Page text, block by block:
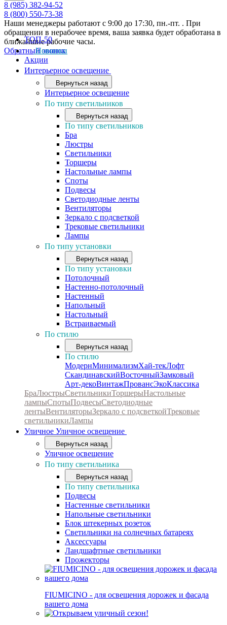
8 (985) 382-94-52
8 (800) 550-73-38
Наши менеджеры работают с 9:00 до 17:30, пн.-пт. . При
обращении в нерабочее время, ваша заявка будет обработана в
ближайшие рабочие часы.
Обратный звонок
ТОП-50
Новинки
Акции
Интерьерное освещение
Вернуться назад
Интерьерное освещение
По типу светильников
Вернуться назад
По типу светильников
Бра
Люстры
Светильники
Торшеры
Настольные лампы
Споты
Подвесы
Светодиодные ленты
Вентиляторы
Зеркало с подсветкой
Трековые светильники
Лампы
По типу установки
Вернуться назад
По типу установки
Потолочный
Настенно-потолочный
Настенный
Напольный
Настольный
Встраиваемый
По стилю
Вернуться назад
По стилю
МодернМинимализмХай-текЛофт
СкандинавскийВосточныйЗамковый
Арт-декоВинтажПровансЭкоКлассика
БраЛюстрыСветильникиТоршерыНастольные
лампыСпотыПодвесыСветодиодные
лентыВентиляторыЗеркало с подсветкойТрековые
светильникиЛампы
Уличное Уличное освещение
Вернуться назад
Уличное освещение
По типу светильника
Вернуться назад
По типу светильника
Подвесы
Настенные светильники
Напольные светильники
Блок штекерных розеток
Светильники на солнечных батареях
Аксессуары
Ландшафтные светильники
Прожекторы
FIUMICINO - для освещения дорожек и фасада
вашего дома